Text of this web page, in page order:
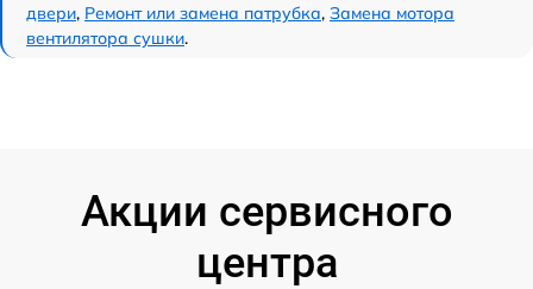
двери, Ремонт или замена патрубка, Замена мотора
вентилятора сушки.
Акции сервисного
центра